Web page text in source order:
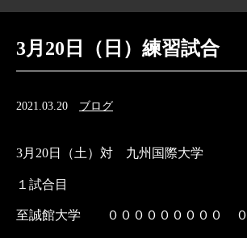
3月20日（日）練習試合
2021.03.20 ブログ
3月 20日（土）対 九州国際大学
１試合目
至誠館大学 ０００００００００ ０